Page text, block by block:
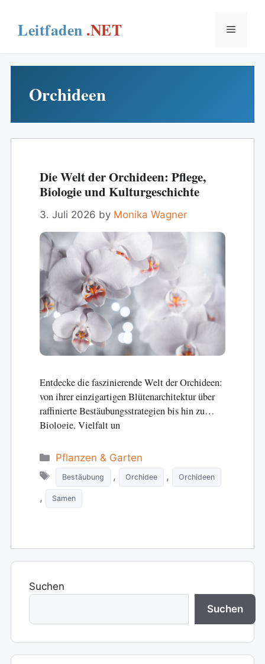
content
Menu
Orchideen
Die Welt der Orchideen: Pflege,
Biologie und Kulturgeschichte
3. Juli 2026 by Monika Wagner
Entdecke die faszinierende Welt der Orchideen:
von ihrer einzigartigen Blütenarchitektur über
raffinierte Bestäubungsstrategien bis hin zu
Biologie, Vielfalt un
Categories
Pflanzen & Garten
Tags
Bestäubung , Orchidee , Orchideen
, Samen
Suchen
Suchen